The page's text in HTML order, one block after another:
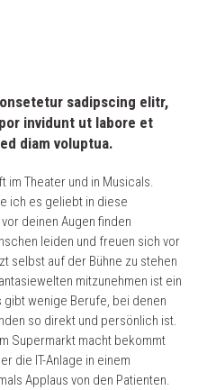
sadipscing elitr,
invidunt ut labore et
diam voluptua.
Theater und in Musicals.
ich es geliebt in diese
deinen Augen finden
leiden und freuen sich vor
selbst auf der Bühne zu stehen
mitzunehmen ist ein
gibt wenige Berufe, bei denen
so direkt und persönlich ist.
Supermarkt macht bekommt
die IT-Anlage in einem
Applaus von den Patienten.